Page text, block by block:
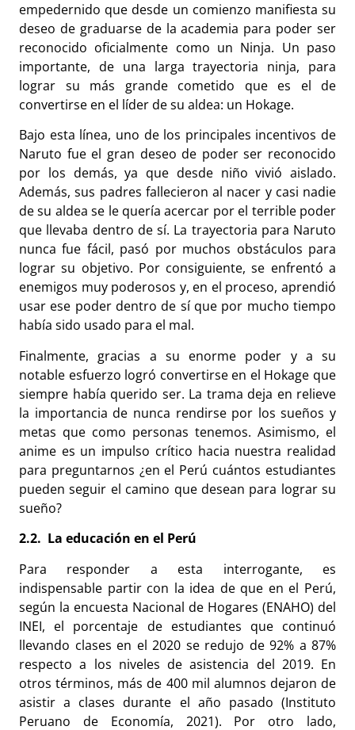
empedernido que desde un comienzo manifiesta su
deseo de graduarse de la academia para poder ser
reconocido oficialmente como un Ninja. Un paso
importante, de una larga trayectoria ninja, para
lograr su más grande cometido que es el de
convertirse en el líder de su aldea: un Hokage.
Bajo esta línea, uno de los principales incentivos de
Naruto fue el gran deseo de poder ser reconocido
por los demás, ya que desde niño vivió aislado.
Además, sus padres fallecieron al nacer y casi nadie
de su aldea se le quería acercar por el terrible poder
que llevaba dentro de sí. La trayectoria para Naruto
nunca fue fácil, pasó por muchos obstáculos para
lograr su objetivo. Por consiguiente, se enfrentó a
enemigos muy poderosos y, en el proceso, aprendió
usar ese poder dentro de sí que por mucho tiempo
había sido usado para el mal.
Finalmente, gracias a su enorme poder y a su
notable esfuerzo logró convertirse en el Hokage que
siempre había querido ser. La trama deja en relieve
la importancia de nunca rendirse por los sueños y
metas que como personas tenemos. Asimismo, el
anime es un impulso crítico hacia nuestra realidad
para preguntarnos ¿en el Perú cuántos estudiantes
pueden seguir el camino que desean para lograr su
sueño?
2.2. La educación en el Perú
Para responder a esta interrogante, es
indispensable partir con la idea de que en el Perú,
según la encuesta Nacional de Hogares (ENAHO) del
INEI, el porcentaje de estudiantes que continuó
llevando clases en el 2020 se redujo de 92% a 87%
respecto a los niveles de asistencia del 2019. En
otros términos, más de 400 mil alumnos dejaron de
asistir a clases durante el año pasado (Instituto
Peruano de Economía, 2021). Por otro lado,